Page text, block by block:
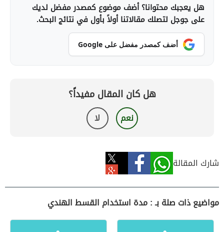
هل يعجبك محتوانا؟ أضف موضوع كمصدر مفضل لديك
على جوجل لتصلك مقالاتنا أولاً بأول في نتائج البحث.
أضف كمصدر مفضل على Google
هل كان المقال مفيداً؟
نعم لا
شارك المقالة
مواضيع ذات صلة بـ : مدة استخدام القسط الهندي